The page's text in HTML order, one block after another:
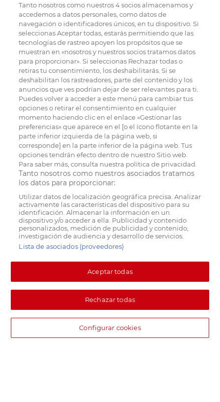
Tanto nosotros como nuestros4socios almacenamos y
accedemos a datos personales, como datos de
navegación o identificadores únicos, en tu dispositivo. Si
seleccionas Aceptar todas, estarás permitiendo que las
tecnologías de rastreo apoyen los propósitos que se
muestran en «nosotros y nuestros socios tratamos datos
para proporcionar». Si seleccionas Rechazar todas o
retiras tu consentimiento, los deshabilitarás. Si se
deshabilitan los rastreadores, parte del contenido y los
anuncios que ves podrían dejar de ser relevantes para ti.
Puedes volver a acceder a este menú para cambiar tus
opciones o retirar el consentimiento en cualquier
momento haciendo clic en el enlace «Gestionar las
preferencias» que aparece en el [o el ícono flotante en la
parte inferior izquierda de la página web, si
corresponde] en la parte inferior de la página web. Tus
opciones tendrán efecto dentro de nuestro Sitio web.
Para saber más, consulta nuestra política de privacidad.
Tanto nosotros como nuestros asociados tratamos
los datos para proporcionar:
Utilizar datos de localización geográfica precisa. Analizar
activamente las características del dispositivo para su
identificación. Almacenar la información en un
dispositivo y/o acceder a ella. Publicidad y contenido
personalizados, medición de publicidad y contenido,
investigación de audiencia y desarrollo de servicios.
Lista de asociados (proveedores)
Aceptar todas
Rechazar todas
Configurar cookies